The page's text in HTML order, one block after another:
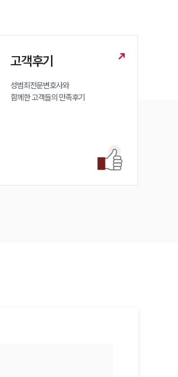
고객후기
성범죄전문변호사와
함께한 고객들의 만족후기